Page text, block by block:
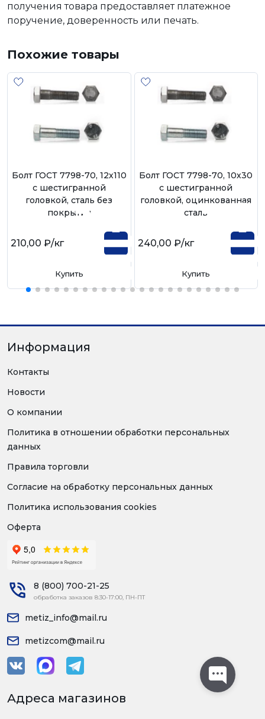
получения товара предоставляет платежное
поручение, доверенность или печать.
Похожие товары
Болт ГОСТ 7798-70, 12х110
с шестигранной
головкой, сталь без
покрытия
210,00 ₽/кг
Купить
Болт ГОСТ 7798-70, 10х30
с шестигранной
головкой, оцинкованная
сталь
240,00 ₽/кг
Купить
Информация
Контакты
Новости
О компании
Политика в отношении обработки персональных
данных
Правила торговли
Согласие на обработку персональных данных
Политика использования cookies
Оферта
8 (800) 700-21-25
обработка заказов 8:30-17:00, ПН-ПТ
metiz_info@mail.ru
metizcom@mail.ru
Адреса магазинов